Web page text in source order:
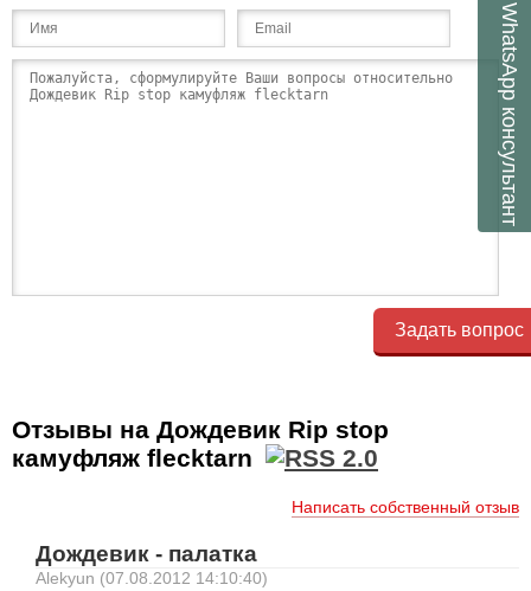
Задать вопрос
Отзывы на Дождевик Rip stop
камуфляж flecktarn
Написать собственный отзыв
Дождевик - палатка
Alekyun (07.08.2012 14:10:40)
WhatsApp
консультант